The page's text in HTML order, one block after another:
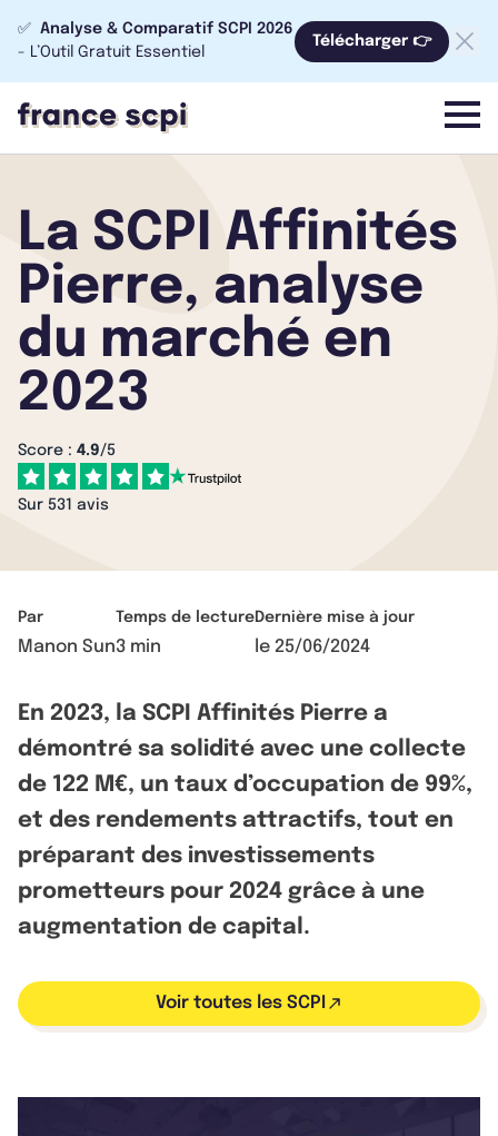
✅ Analyse & Comparatif SCPI 2026
- L’Outil Gratuit Essentiel
Télécharger 👉
menu
La SCPI Affinités
Pierre, analyse
du marché en
2023
Score : 4.9/5
Sur 531 avis
Par
Manon Sun
Temps de lecture
3 min
Dernière mise à jour
le 25/06/2024
En 2023, la SCPI Affinités Pierre a
démontré sa solidité avec une collecte
de 122 M€, un taux d’occupation de 99%,
et des rendements attractifs, tout en
préparant des investissements
prometteurs pour 2024 grâce à une
augmentation de capital.
Voir toutes les SCPI